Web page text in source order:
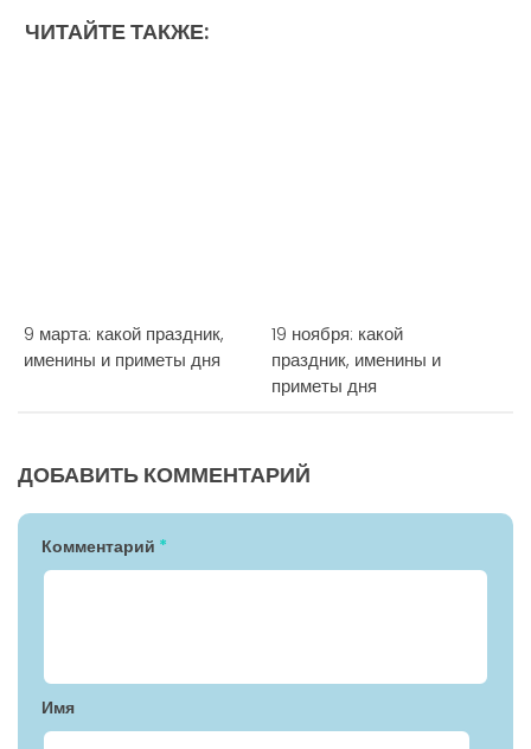
ЧИТАЙТЕ ТАКЖЕ:
9 марта: какой праздник,
именины и приметы дня
19 ноября: какой
праздник, именины и
приметы дня
ДОБАВИТЬ КОММЕНТАРИЙ
Комментарий *
Имя